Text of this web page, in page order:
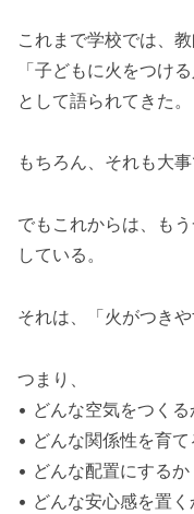
これまで学校では、教
「子どもに火をつける
として語られてきた。
もちろん、それも大事
でもこれからは、も
している。
それは、「火がつき
つまり、
• どんな空気をつくる
• どんな関係性を育
• どんな配置にするか
• どんな安心感を置く